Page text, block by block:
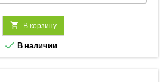
 В корзину
 В наличии